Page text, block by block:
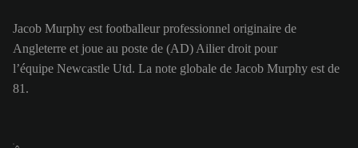
Jacob Murphy est footballeur professionnel originaire de
Angleterre et joue au poste de (AD) Ailier droit pour
l’équipe Newcastle Utd. La note globale de Jacob Murphy est de
81.